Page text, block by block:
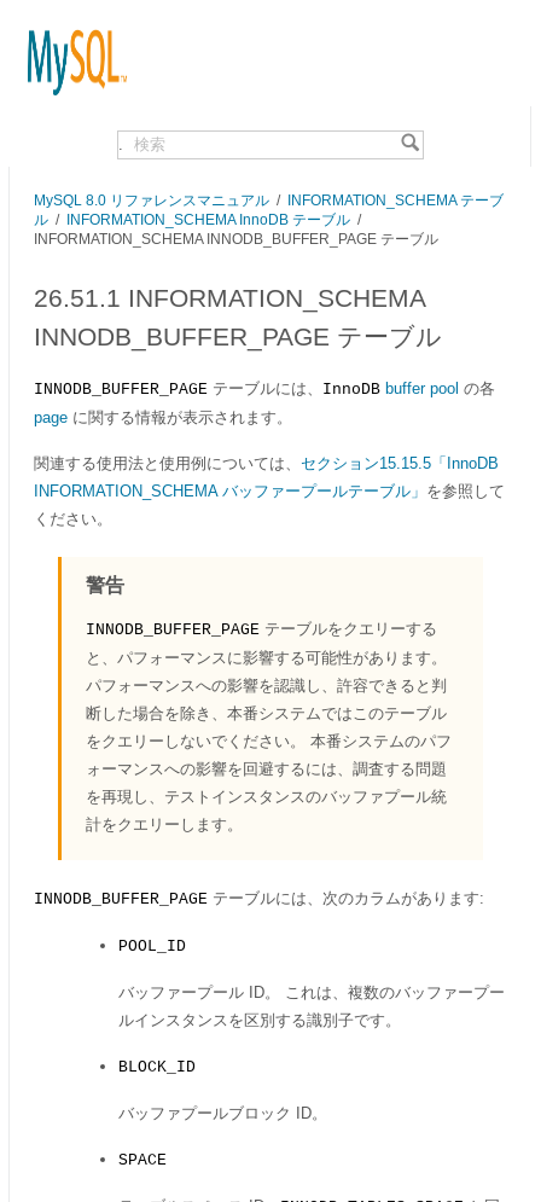
MySQL 8.0 リファレンスマニュアル / INFORMATION_SCHEMA テーブ
ル / INFORMATION_SCHEMA InnoDB テーブル /
INFORMATION_SCHEMA INNODB_BUFFER_PAGE テーブル
26.51.1 INFORMATION_SCHEMA
INNODB_BUFFER_PAGE テーブル
INNODB_BUFFER_PAGE テーブルには、 InnoDB buffer pool の各
page に関する情報が表示されます。
関連する使用法と使用例については、 セクション15.15.5「InnoDB
INFORMATION_SCHEMA バッファープールテーブル」 を参照して
ください。
警告
INNODB_BUFFER_PAGE テーブルをクエリーする
と、パフォーマンスに影響する可能性があります。
パフォーマンスへの影響を認識し、許容できると判
断した場合を除き、本番システムではこのテーブル
をクエリーしないでください。 本番システムのパフ
ォーマンスへの影響を回避するには、調査する問題
を再現し、テストインスタンスのバッファプール統
計をクエリーします。
INNODB_BUFFER_PAGE テーブルには、次のカラムがあります:
POOL_ID
バッファープール ID。 これは、複数のバッファープー
ルインスタンスを区別する識別子です。
BLOCK_ID
バッファプールブロック ID。
SPACE